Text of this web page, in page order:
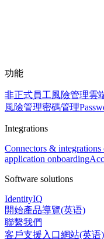
功能
非正式員工風險管理雲
風險管理密碼管理
Integrations
Connectors &
application onboarding
Software solutions
IdentityIQ
開始產品導覽(英语)
聯繫我們
客戶支援入口網站(英语)